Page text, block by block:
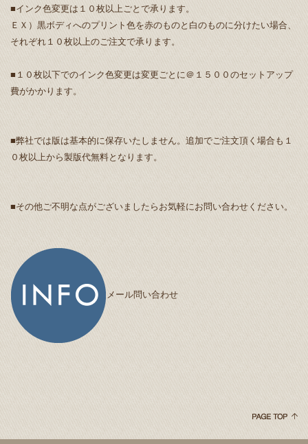
■インク色変更は１０枚以上ごとで承ります。
ＥＸ）黒ボディへのプリント色を赤のものと白のものに分けたい場合、
それぞれ１０枚以上のご注文で承ります。
■１０枚以下でのインク色変更は変更ごとに＠１５００のセットアップ
費がかかります。
■弊社では版は基本的に保存いたしません。追加でご注文頂く場合も１
０枚以上から製版代無料となります。
■その他ご不明な点がございましたらお気軽にお問い合わせください。
メール問い合わせ